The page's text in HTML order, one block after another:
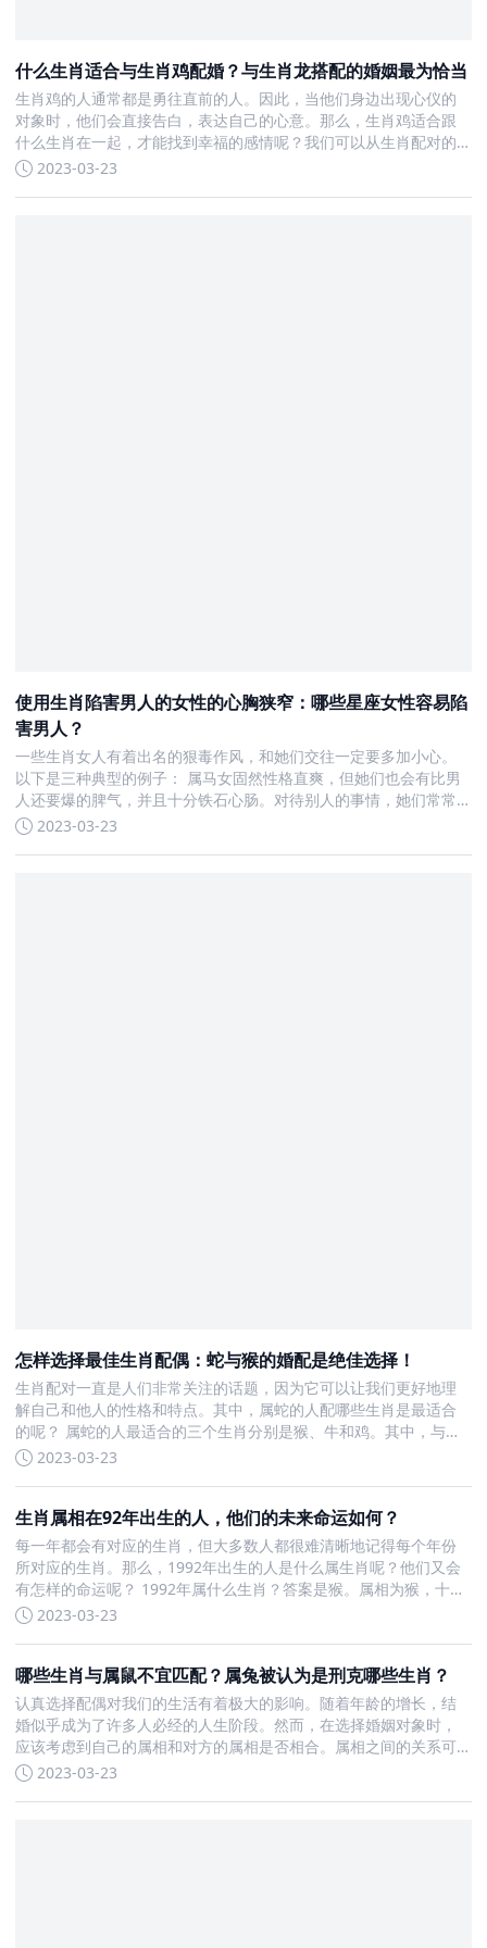
什么生肖适合与生肖鸡配婚？与生肖龙搭配的婚姻最为恰当
生肖鸡的人通常都是勇往直前的人。因此，当他们身边出现心仪的
对象时，他们会直接告白，表达自己的心意。那么，生肖鸡适合跟
什么生肖在一起，才能找到幸福的感情呢？我们可以从生肖配对的
知识中去了解一下。 首先，生肖鸡最适合结婚的对象是哪些呢？
2023-03-23
使用生肖陷害男人的女性的心胸狭窄：哪些星座女性容易陷
害男人？
一些生肖女人有着出名的狠毒作风，和她们交往一定要多加小心。
以下是三种典型的例子： 属马女固然性格直爽，但她们也会有比男
人还要爆的脾气，并且十分铁石心肠。对待别人的事情，她们常常
毫不留情，甚至想要和别人同归于尽。此外，如果有利益可以获
2023-03-23
怎样选择最佳生肖配偶：蛇与猴的婚配是绝佳选择！
生肖配对一直是人们非常关注的话题，因为它可以让我们更好地理
解自己和他人的性格和特点。其中，属蛇的人配哪些生肖是最适合
的呢？ 属蛇的人最适合的三个生肖分别是猴、牛和鸡。其中，与猴
最为相配。巳蛇与申猴六合，意味着属猴的对象会使属蛇的生活更
2023-03-23
生肖属相在92年出生的人，他们的未来命运如何？
每一年都会有对应的生肖，但大多数人都很难清晰地记得每个年份
所对应的生肖。那么，1992年出生的人是什么属生肖呢？他们又会
有怎样的命运呢？ 1992年属什么生肖？答案是猴。属相为猴，十二
地支为申，合称申猴。生肖猴的五行属金，12生肖的顺序为第9位。
2023-03-23
哪些生肖与属鼠不宜匹配？属兔被认为是刑克哪些生肖？
认真选择配偶对我们的生活有着极大的影响。随着年龄的增长，结
婚似乎成为了许多人必经的人生阶段。然而，在选择婚姻对象时，
应该考虑到自己的属相和对方的属相是否相合。属相之间的关系可
能会影响到我们婚姻生活中的诸多方面。在十二生肖中，属鼠的人
2023-03-23